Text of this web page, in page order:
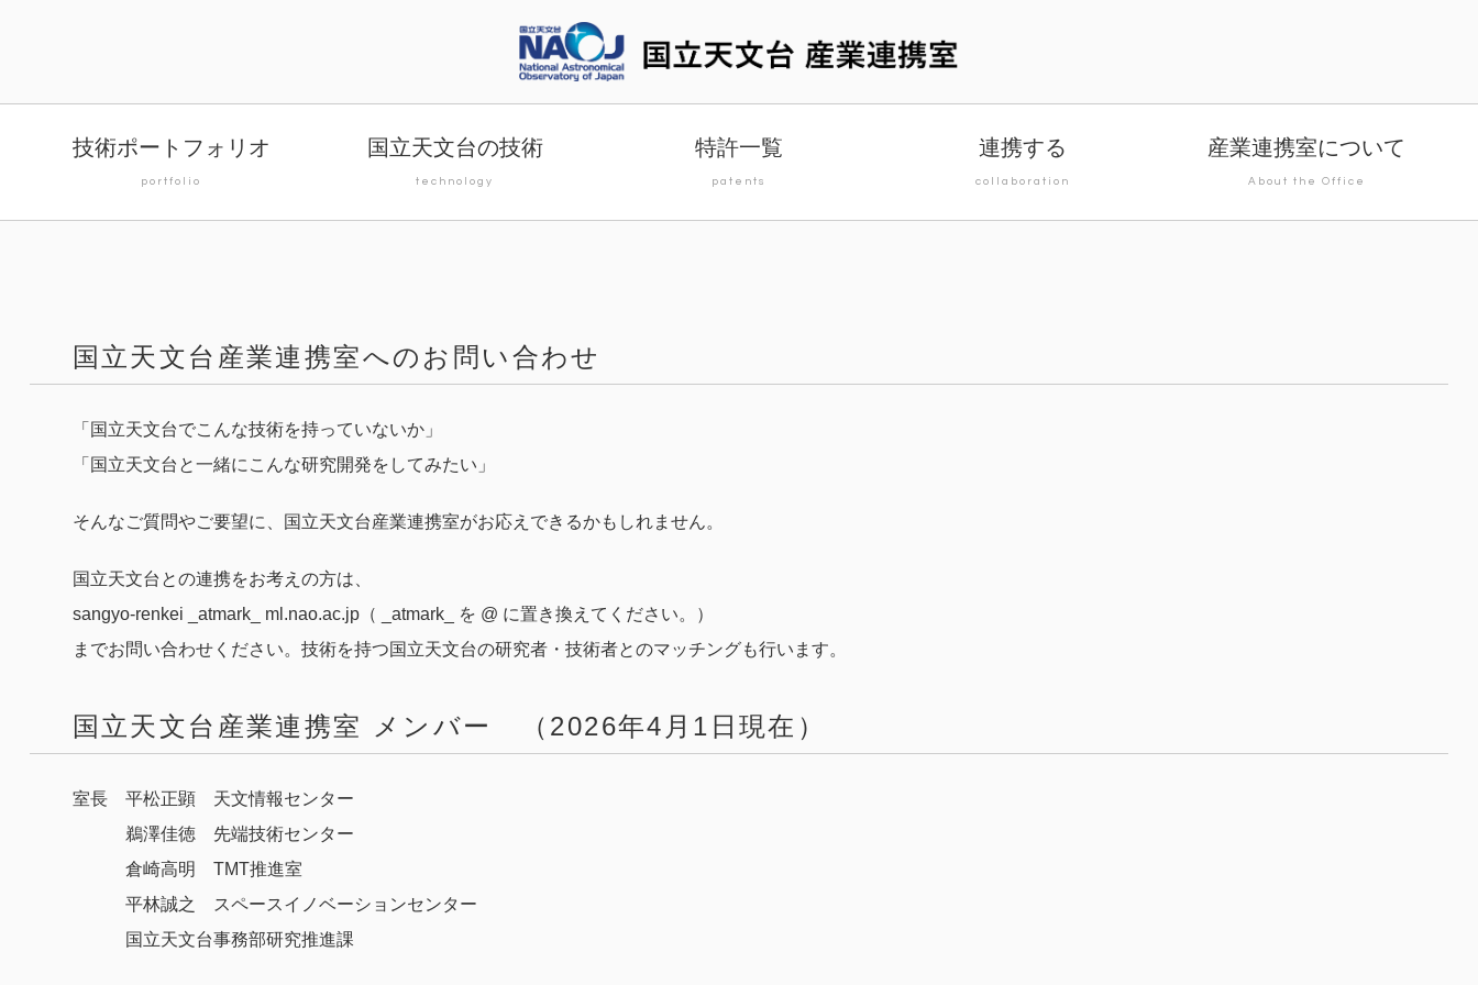
技術ポートフォリオ
portfolio
国立天文台の技術
technology
特許一覧
patents
連携する
collaboration
産業連携室について
About the Office
国立天文台産業連携室へのお問い合わせ
「国立天文台でこんな技術を持っていないか」
「国立天文台と一緒にこんな研究開発をしてみたい」
そんなご質問やご要望に、国立天文台産業連携室がお応えできるかもしれません。
国立天文台との連携をお考えの方は、
sangyo-renkei _atmark_ ml.nao.ac.jp（ _atmark_ を @ に置き換えてください。）
までお問い合わせください。技術を持つ国立天文台の研究者・技術者とのマッチングも行います。
国立天文台産業連携室 メンバー （2026年4月1日現在）
室長 平松正顕 天文情報センター
鵜澤佳徳 先端技術センター
倉崎高明 TMT推進室
平林誠之 スペースイノベーションセンター
国立天文台事務部研究推進課